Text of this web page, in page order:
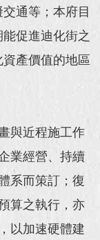
通等；本府目
促進迪化街之
產價值的地區
與近程施工作
業經營、持續
系而策訂；復
算之執行，亦
以加速硬體建